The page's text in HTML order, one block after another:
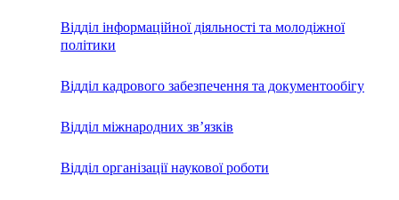
Відділ інформаційної діяльності та молодіжної
політики
Відділ кадрового забезпечення та документообігу
Відділ міжнародних зв’язків
Відділ організації наукової роботи